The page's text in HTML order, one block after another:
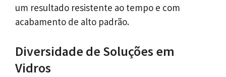
um resultado resistente ao tempo e com
acabamento de alto padrão.
Diversidade de Soluções em
Vidros